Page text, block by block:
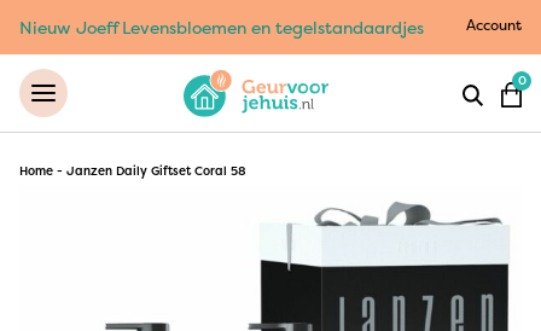
Nieuw Joeff Levensbloemen en tegelstandaardjes Account
0
Home - Janzen Daily Giftset Coral 58